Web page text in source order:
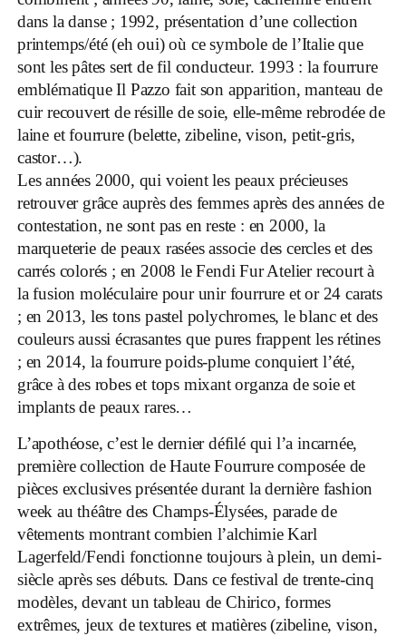
dans la danse ; 1992, présentation d’une collection
printemps/été (eh oui) où ce symbole de l’Italie que
sont les pâtes sert de fil conducteur. 1993 : la fourrure
emblématique Il Pazzo fait son apparition, manteau de
cuir recouvert de résille de soie, elle-même rebrodée de
laine et fourrure (belette, zibeline, vison, petit-gris,
castor…).
Les années 2000, qui voient les peaux précieuses
retrouver grâce auprès des femmes après des années de
contestation, ne sont pas en reste : en 2000, la
marqueterie de peaux rasées associe des cercles et des
carrés colorés ; en 2008 le Fendi Fur Atelier recourt à
la fusion moléculaire pour unir fourrure et or 24 carats
; en 2013, les tons pastel polychromes, le blanc et des
couleurs aussi écrasantes que pures frappent les rétines
; en 2014, la fourrure poids-plume conquiert l’été,
grâce à des robes et tops mixant organza de soie et
implants de peaux rares…
L’apothéose, c’est le dernier défilé qui l’a incarnée,
première collection de Haute Fourrure composée de
pièces exclusives présentée durant la dernière fashion
week au théâtre des Champs-Élysées, parade de
vêtements montrant combien l’alchimie Karl
Lagerfeld/Fendi fonctionne toujours à plein, un demi-
siècle après ses débuts. Dans ce festival de trente-cinq
modèles, devant un tableau de Chirico, formes
extrêmes, jeux de textures et matières (zibeline, vison,